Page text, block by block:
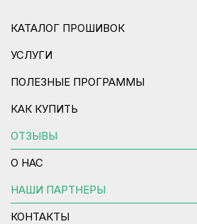
КАТАЛОГ ПРОШИВОК
УСЛУГИ
ПОЛЕЗНЫЕ ПРОГРАММЫ
КАК КУПИТЬ
ОТЗЫВЫ
О НАС
НАШИ ПАРТНЕРЫ
КОНТАКТЫ